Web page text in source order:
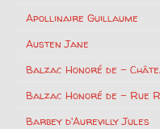
Apollinaire Guillaume
Austen Jane
Balzac Honoré de –
Balzac Honoré de – Rue
Barbey d'Aurevilly Jules